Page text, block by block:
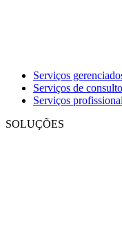
Serviços
Serviços de
Serviços
SOLUÇÕES